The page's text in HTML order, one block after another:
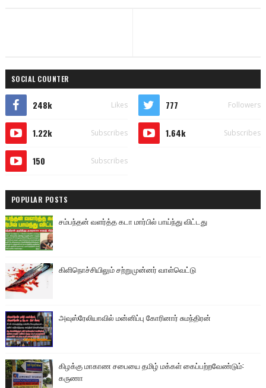
SOCIAL COUNTER
248k Likes 777 Followers
1.22k Subscribes 1.64k Subscribes
150 Subscribes
POPULAR POSTS
சம்பந்தன் வளர்த்த கடா மார்பில் பாய்ந்து விட்டது
கிளிநொச்சியிலும் சற்றுமுன்னர் வாள்வெட்டு
அவுஸ்ரேலியாவில் மன்னிப்பு கோரினார் சுமந்திரன்
கிழக்கு மாகாண சபையை தமிழ் மக்கள் கைப்பற்றவேண்டும்:
கருணா